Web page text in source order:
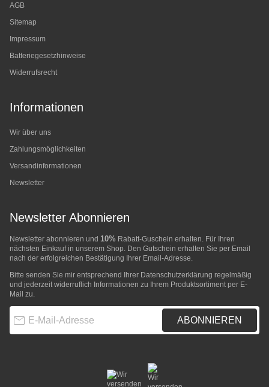
AGB
Sitemap
Impressum
Batteriegesetzhinweise
Widerrufsrecht
Informationen
Wir über uns
Zahlungsmöglichkeiten
Versandinformationen
Newsletter
Newsletter Abonnieren
Newsletter abonnieren und 10% Rabatt-Guschein erhalten. Für Ihren
nächsten Einkauf in unserem Shop. Den Gutschein erhalten Sie per Email
nach der erfolgreichen Bestätigung Ihrer Email-Adresse.
Bitte senden Sie mir entsprechend Ihrer Datenschutzerklärung regelmäßig
und jederzeit widerruflich Informationen zu Ihrem Produktsortiment per E-
Mail zu.
ABONNIEREN